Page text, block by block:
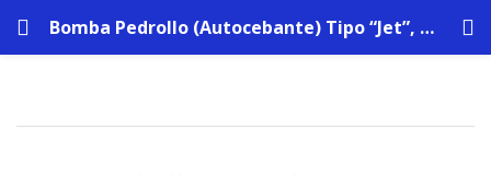
Bomba Pedrollo (Autocebante) Tipo “Jet”, Modelo PLURIJETm4/200 | 1 ¼” x 1″ | 2,0 HP | 10,5 Amp | 220 V